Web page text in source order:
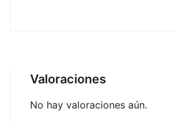
Valoraciones
No hay valoraciones aún.